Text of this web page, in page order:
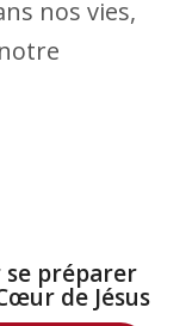
nos vies,
se préparer
de Jésus